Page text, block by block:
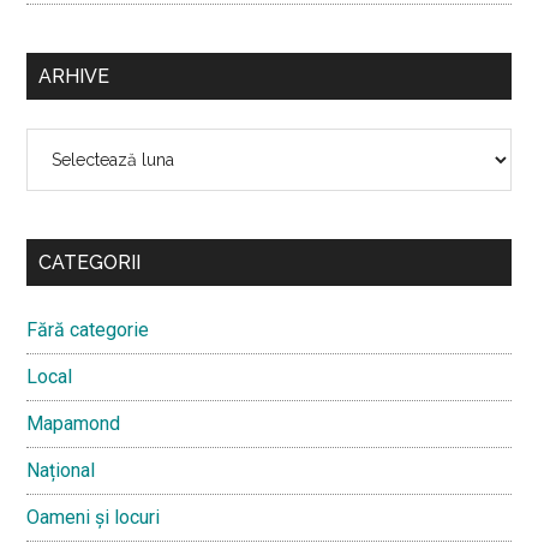
ARHIVE
CATEGORII
Fără categorie
Local
Mapamond
Național
Oameni și locuri